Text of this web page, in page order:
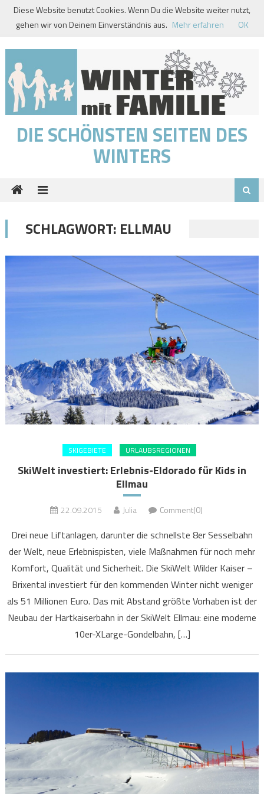
Skip
DIE SCHÖNSTEN SEITEN DES
WINTERS
SCHLAGWORT: ELLMAU
SKIGEBIETE URLAUBSREGIONEN
SkiWelt investiert: Erlebnis-Eldorado für Kids in
Ellmau
22.09.2015 Julia Comment(0)
Drei neue Liftanlagen, darunter die schnellste 8er Sesselbahn
der Welt, neue Erlebnispisten, viele Maßnahmen für noch mehr
Komfort, Qualität und Sicherheit. Die SkiWelt Wilder Kaiser –
Brixental investiert für den kommenden Winter nicht weniger
als 51 Millionen Euro. Das mit Abstand größte Vorhaben ist der
Neubau der Hartkaiserbahn in der SkiWelt Ellmau: eine moderne
10er-XLarge-Gondelbahn, […]
Diese Website benutzt Cookies. Wenn Du die Website weiter nutzt,
gehen wir von Deinem Einverständnis aus. Mehr erfahren OK